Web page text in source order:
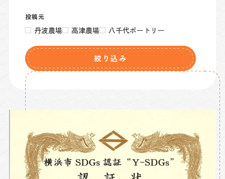
投稿元
丹波農場 高津農場 八千代ポートリー